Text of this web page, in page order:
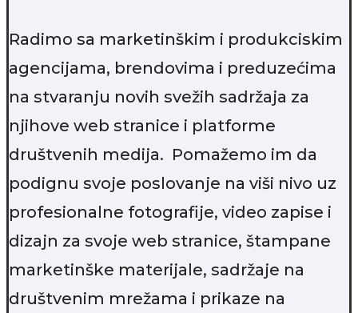
Radimo sa marketinškim i produkciskim
agencijama, brendovima i preduzećima
na stvaranju novih svežih sadržaja za
njihove web stranice i platforme
društvenih medija. Pomažemo im da
podignu svoje poslovanje na viši nivo uz
profesionalne fotografije, video zapise i
dizajn za svoje web stranice, štampane
marketinške materijale, sadržaje na
društvenim mrežama i prikaze na